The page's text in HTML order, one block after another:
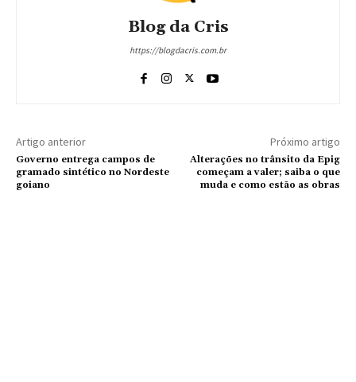
Blog da Cris
https://blogdacris.com.br
Artigo anterior
Governo entrega campos de
gramado sintético no Nordeste
goiano
Próximo artigo
Alterações no trânsito da Epig
começam a valer; saiba o que
muda e como estão as obras